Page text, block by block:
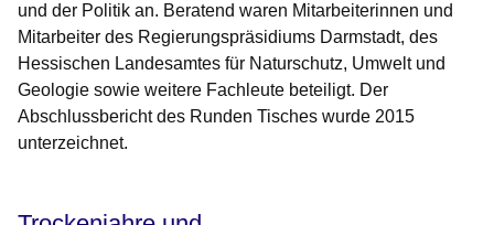
und der Politik an. Beratend waren Mitarbeiterinnen und
Mitarbeiter des Regierungspräsidiums Darmstadt, des
Hessischen Landesamtes für Naturschutz, Umwelt und
Geologie sowie weitere Fachleute beteiligt. Der
Abschlussbericht des Runden Tisches wurde 2015
unterzeichnet.